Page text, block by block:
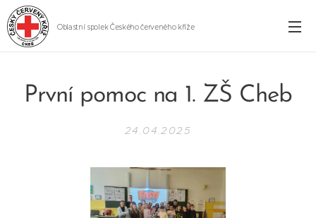
Oblastní spolek Českého červeného kříže
První pomoc na 1. ZŠ Cheb
24.04.2025